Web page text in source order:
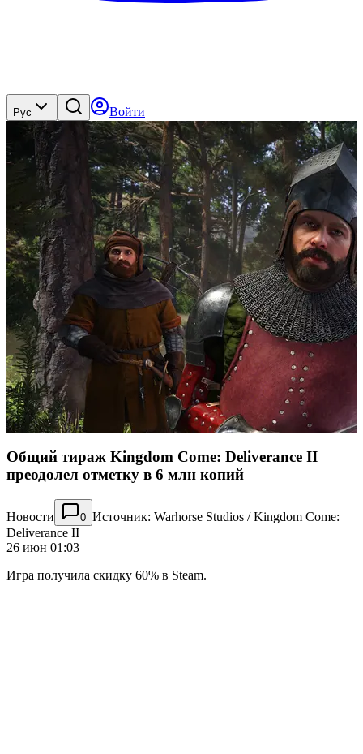
Рус Войти
Общий тираж Kingdom Come: Deliverance II
преодолел отметку в 6 млн копий
Новости 0 Источник: Warhorse Studios / Kingdom Come:
Deliverance II
26 июн 01:03
Игра получила скидку 60% в Steam.